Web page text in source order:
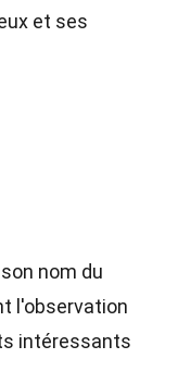
et ses
nom du
l'observation
intéressants